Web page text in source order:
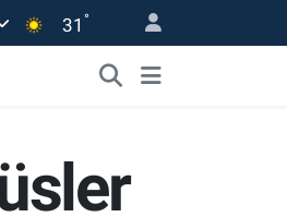
31 °